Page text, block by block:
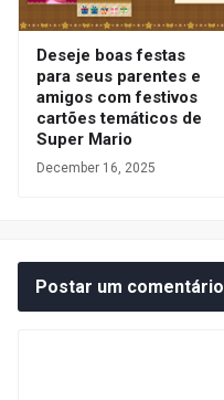
Deseje boas festas
para seus parentes e
amigos com festivos
cartões temáticos de
Super Mario
December 16, 2025
Postar um comentário